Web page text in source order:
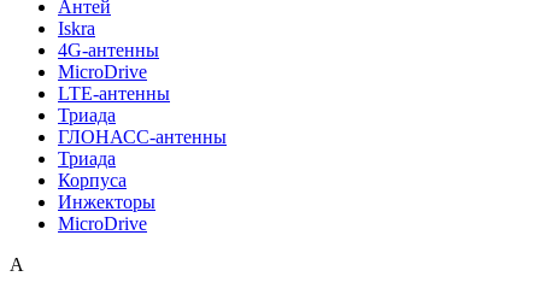
Антей
Iskra
4G-антенны
MicroDrive
LTE-антенны
Триада
ГЛОНАСС-антенны
Триада
Корпуса
Инжекторы
MicroDrive
A